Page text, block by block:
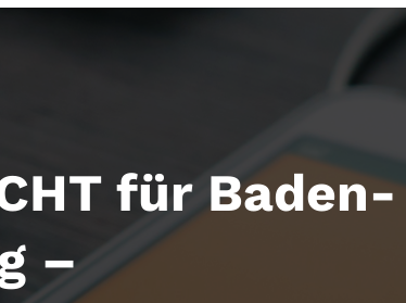
für Baden-
–